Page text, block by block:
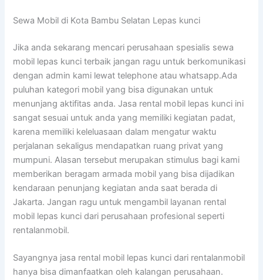
Sewa Mobil di Kota Bambu Selatan Lepas kunci
Jika anda sekarang mencari perusahaan spesialis sewa
mobil lepas kunci terbaik jangan ragu untuk berkomunikasi
dengan admin kami lewat telephone atau whatsapp.Ada
puluhan kategori mobil yang bisa digunakan untuk
menunjang aktifitas anda. Jasa rental mobil lepas kunci ini
sangat sesuai untuk anda yang memiliki kegiatan padat,
karena memiliki keleluasaan dalam mengatur waktu
perjalanan sekaligus mendapatkan ruang privat yang
mumpuni. Alasan tersebut merupakan stimulus bagi kami
memberikan beragam armada mobil yang bisa dijadikan
kendaraan penunjang kegiatan anda saat berada di
Jakarta. Jangan ragu untuk mengambil layanan rental
mobil lepas kunci dari perusahaan profesional seperti
rentalanmobil.
Sayangnya jasa rental mobil lepas kunci dari rentalanmobil
hanya bisa dimanfaatkan oleh kalangan perusahaan.